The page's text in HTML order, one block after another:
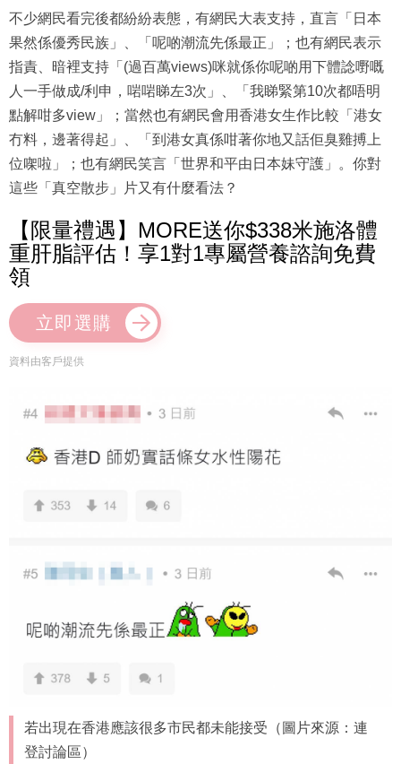
不少網民看完後都紛紛表態，有網民大表支持，直言「日本
果然係優秀民族」、「呢啲潮流先係最正」；也有網民表示
指責、暗裡支持「(過百萬views)咪就係你呢啲用下體諗嘢嘅
人一手做成/利申，啱啱睇左3次」、「我睇緊第10次都唔明
點解咁多view」；當然也有網民會用香港女生作比較「港女
冇料，邊著得起」、「到港女真係咁著你地又話佢臭雞搏上
位㗎啦」；也有網民笑言「世界和平由日本妹守護」。你對
這些「真空散步」片又有什麼看法？
【限量禮遇】MORE送你$338米施洛體
重肝脂評估！享1對1專屬營養諮詢免費
領
立即選購
資料由客戶提供
若出現在香港應該很多市民都未能接受（圖片來源：連
登討論區）